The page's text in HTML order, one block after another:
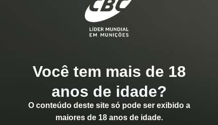
Você tem mais de 18
anos de idade?
O conteúdo deste site só pode ser exibido a
maiores de 18 anos de idade.